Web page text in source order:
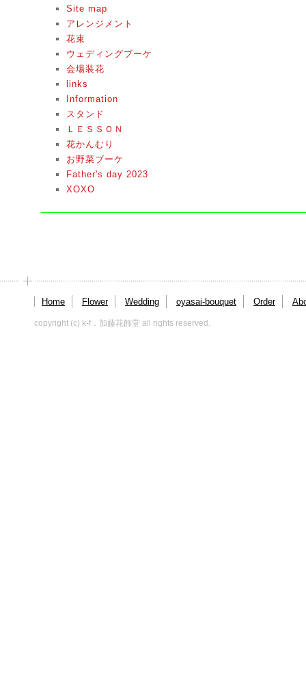
Site map
アレンジメント
花束
ウェディングブーケ
会場装花
links
Information
スタンド
ＬＥＳＳＯＮ
花かんむり
お野菜ブーケ
Father's day 2023
XOXO
Home Flower Wedding oyasai-bouquet Order
copyright (c) k-f．加藤花飾堂 all rights reserved.